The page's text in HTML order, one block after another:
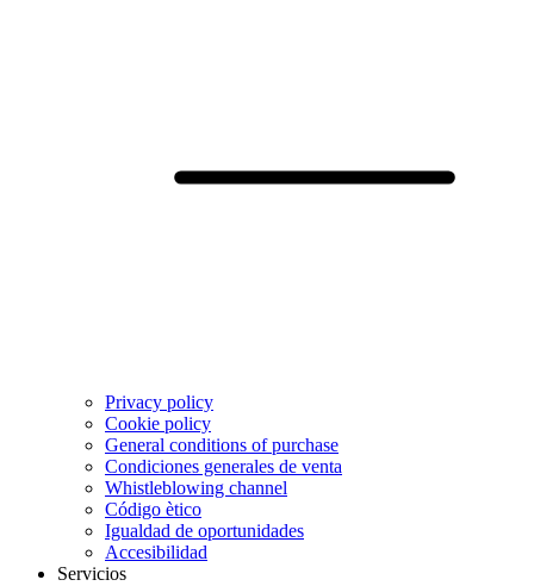
Privacy policy
Cookie policy
General conditions of purchase
Condiciones generales de venta
Whistleblowing channel
Código ètico
Igualdad de oportunidades
Accesibilidad
Servicios